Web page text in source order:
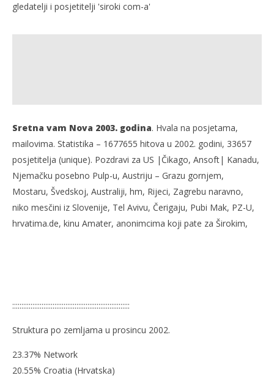
NOW VIEWING
Dragi
23.
ožujka
2008.
gledatelji i posjetitelji 'siroki com-a'
Sretna vam Nova 2003. godina. Hvala na posjetama,
mailovima. Statistika – 1677655 hitova u 2002. godini, 33657
posjetitelja (unique). Pozdravi za US |Čikago, Ansoft| Kanadu,
Njemačku posebno Pulp-u, Austriju – Grazu gornjem,
Mostaru, Švedskoj, Australiji, hm, Rijeci, Zagrebu naravno,
niko mesčini iz Slovenije, Tel Avivu, Čerigaju, Pubi Mak, PZ-U,
hrvatima.de, kinu Amater, anonimcima koji pate za Širokim,
::::::::::::::::::::::::::::::::::::::::::::::::::::::::::::::::
Struktura po zemljama u prosincu 2002.
23.37% Network
20.55% Croatia (Hrvatska)